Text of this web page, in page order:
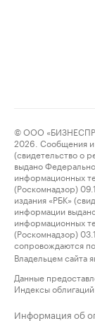
© ООО
2026. Сообщения и
(свидетельство о
выдано
информационных
(Роскомнадзор)
издания «РБК»
информации
информационных
(Роскомнадзор)
сопровождаются
Владельцем сайта
Данные
Индексы
Информация об